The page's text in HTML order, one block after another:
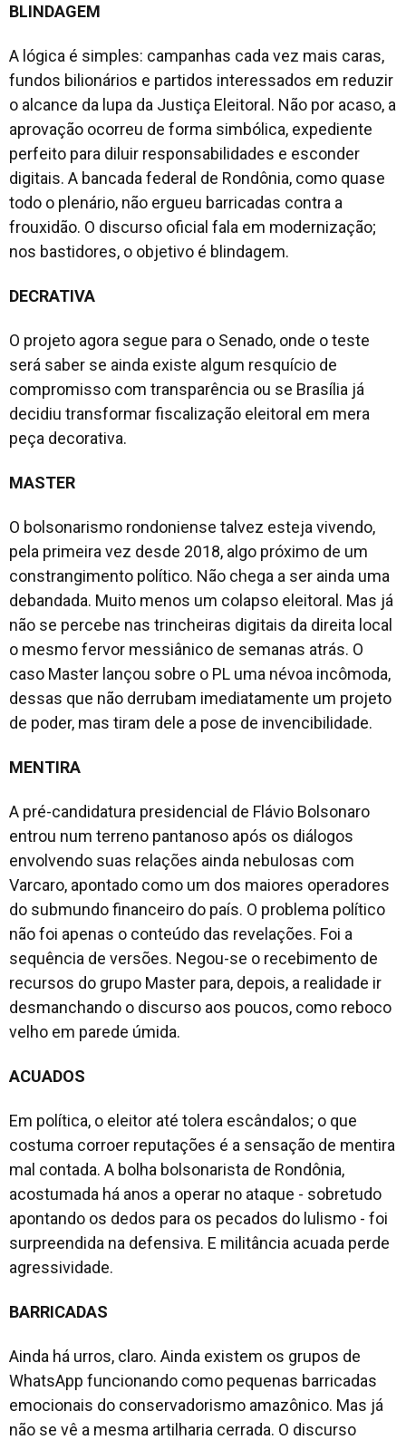
BLINDAGEM
A lógica é simples: campanhas cada vez mais caras,
fundos bilionários e partidos interessados em reduzir
o alcance da lupa da Justiça Eleitoral. Não por acaso, a
aprovação ocorreu de forma simbólica, expediente
perfeito para diluir responsabilidades e esconder
digitais. A bancada federal de Rondônia, como quase
todo o plenário, não ergueu barricadas contra a
frouxidão. O discurso oficial fala em modernização;
nos bastidores, o objetivo é blindagem.
DECRATIVA
O projeto agora segue para o Senado, onde o teste
será saber se ainda existe algum resquício de
compromisso com transparência ou se Brasília já
decidiu transformar fiscalização eleitoral em mera
peça decorativa.
MASTER
O bolsonarismo rondoniense talvez esteja vivendo,
pela primeira vez desde 2018, algo próximo de um
constrangimento político. Não chega a ser ainda uma
debandada. Muito menos um colapso eleitoral. Mas já
não se percebe nas trincheiras digitais da direita local
o mesmo fervor messiânico de semanas atrás. O
caso Master lançou sobre o PL uma névoa incômoda,
dessas que não derrubam imediatamente um projeto
de poder, mas tiram dele a pose de invencibilidade.
MENTIRA
A pré-candidatura presidencial de Flávio Bolsonaro
entrou num terreno pantanoso após os diálogos
envolvendo suas relações ainda nebulosas com
Varcaro, apontado como um dos maiores operadores
do submundo financeiro do país. O problema político
não foi apenas o conteúdo das revelações. Foi a
sequência de versões. Negou-se o recebimento de
recursos do grupo Master para, depois, a realidade ir
desmanchando o discurso aos poucos, como reboco
velho em parede úmida.
ACUADOS
Em política, o eleitor até tolera escândalos; o que
costuma corroer reputações é a sensação de mentira
mal contada. A bolha bolsonarista de Rondônia,
acostumada há anos a operar no ataque - sobretudo
apontando os dedos para os pecados do lulismo - foi
surpreendida na defensiva. E militância acuada perde
agressividade.
BARRICADAS
Ainda há urros, claro. Ainda existem os grupos de
WhatsApp funcionando como pequenas barricadas
emocionais do conservadorismo amazônico. Mas já
não se vê a mesma artilharia cerrada. O discurso